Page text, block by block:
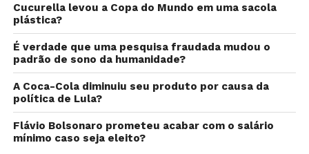
Cucurella levou a Copa do Mundo em uma sacola
plástica?
É verdade que uma pesquisa fraudada mudou o
padrão de sono da humanidade?
A Coca-Cola diminuiu seu produto por causa da
política de Lula?
Flávio Bolsonaro prometeu acabar com o salário
mínimo caso seja eleito?